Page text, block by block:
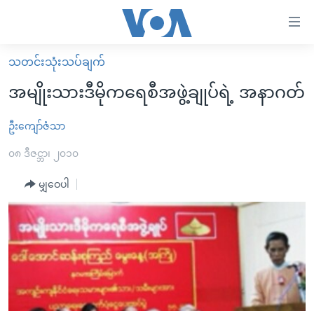
လွယ်ကူ
စေ
Link
များ
အကြောင်းအရာ
သို့
ကျော်
ကြည့်
ပင်မ
မူလစာမျက်နှာ
မြန်မာ
ကမ္ဘာ့သတင်းများ
နိုင်ငံတကာ
အစ္စရေး-ပါလက်စတိုင်း
ဗွီဒီယို
ရပ်ဝန်းတခု လမ်းတခု အလွန်
အင်္ဂလိပ်စာလေ့လာမယ်
အမေရိကန်သုံးအီဒီယံ
မကြေးမုံရဲ့ အင်္ဂလိပ်စာ
ရုပ်ရှင်ထဲက အင်္ဂလိပ်စာ
အပတ်စဉ်ကဏ္ဍများ
တီဗွီ
ရေဒီယိုနှင့်ရုပ်သံ အချက်အလက်များ
ရေဒီယို/တီဗွီအစီအစဉ်
သတင်းသုံးသပ်ချက်
အမျိုးသားဒီမိုကရေစီအဖွဲ့ချုပ်ရဲ့ အနာဂတ်
ဦးကျော်ဇံသာ
၀၈ ဒီဇင္ဘာ၊ ၂၀၁၀
မျှဝေပါ